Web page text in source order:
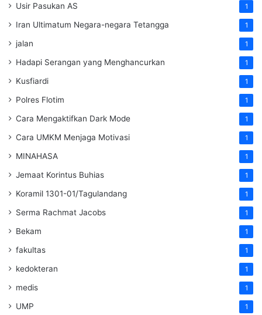
Usir Pasukan AS 1
Iran Ultimatum Negara-negara Tetangga 1
jalan 1
Hadapi Serangan yang Menghancurkan 1
Kusfiardi 1
Polres Flotim 1
Cara Mengaktifkan Dark Mode 1
Cara UMKM Menjaga Motivasi 1
MINAHASA 1
Jemaat Korintus Buhias 1
Koramil 1301-01/Tagulandang 1
Serma Rachmat Jacobs 1
Bekam 1
fakultas 1
kedokteran 1
medis 1
UMP 1